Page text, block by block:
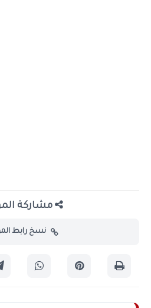
مشاركة
نسخ رابط